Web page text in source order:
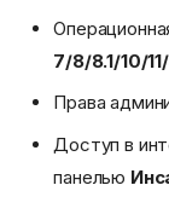
7/8/8.1/10/
Права
Доступ в
панелью